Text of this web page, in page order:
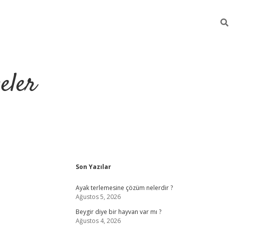
Sidebar
Son Yazılar
Ayak terlemesine çözüm nelerdir ?
Ağustos 5, 2026
Beygir diye bir hayvan var mı ?
Ağustos 4, 2026